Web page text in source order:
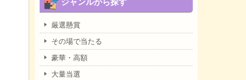
ジャンルから探す
厳選懸賞
その場で当たる
豪華・高額
大量当選